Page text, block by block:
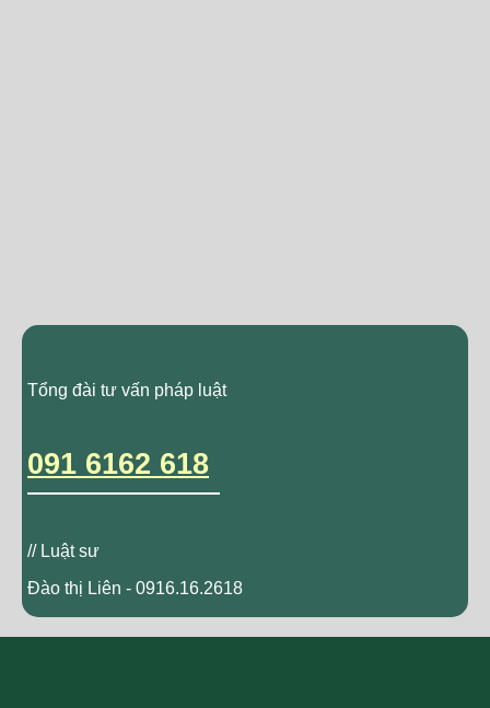
Tổng đài tư vấn pháp luật
091 6162 618
// Luật sư
Đào thị Liên - 0916.16.2618